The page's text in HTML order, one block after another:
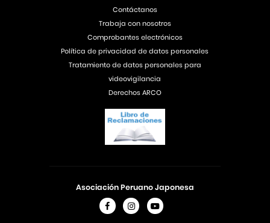
Asociación Peruano Japonesa
Contáctanos
Trabaja con nosotros
Comprobantes electrónicos
Política de privacidad de datos personales
Tratamiento de datos personales para
videovigilancia
Derechos ARCO